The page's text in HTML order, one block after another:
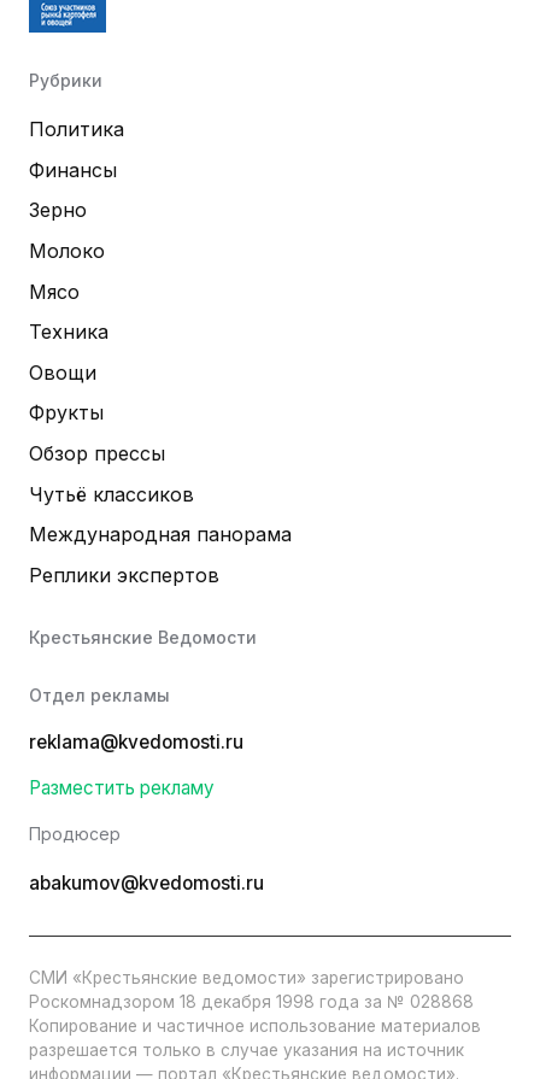
Рубрики
Политика
Финансы
Зерно
Молоко
Мясо
Техника
Овощи
Фрукты
Обзор прессы
Чутьё классиков
Международная панорама
Реплики экспертов
Крестьянские Ведомости
Отдел рекламы
reklama@kvedomosti.ru
Разместить рекламу
Продюсер
abakumov@kvedomosti.ru
СМИ «Крестьянские ведомости» зарегистрировано
Роскомнадзором 18 декабря 1998 года за № 028868
Копирование и частичное использование материалов
разрешается только в случае указания на источник
информации — портал «Крестьянские ведомости».